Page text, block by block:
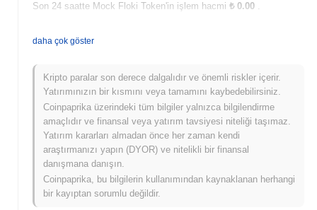
Son 24 saatte Mock Floki Token'in işlem hacmi ₺ 0.00 .
Tüm Zamanların En Düşük Değeri (ATL):
Mock Floki Token şu anda ATH'sinin ~99.42%altında işlem
görüyor .
Mock Floki Token, daha geniş kripto piyasasıyla
karşılaştırıldığında nasıl performans gösteriyor?
Son 7 günde Mock Floki Token0.00%kazandı, genel kripto
piyasasından0.12%düşüş kaydeden daha iyi performans
gösterdi. Bu, daha geniş piyasa momentumuna göre MFLK'ün
daha çok göster
Kripto paralar son derece dalgalıdır ve önemli riskler içerir.
Yatırımınızın bir kısmını veya tamamını kaybedebilirsiniz.
Coinpaprika üzerindeki tüm bilgiler yalnızca bilgilendirme
amaçlıdır ve finansal veya yatırım tavsiyesi niteliği taşımaz.
Yatırım kararları almadan önce her zaman kendi
araştırmanızı yapın (DYOR) ve nitelikli bir finansal
danışmana danışın.
Coinpaprika, bu bilgilerin kullanımından kaynaklanan herhangi
bir kayıptan sorumlu değildir.